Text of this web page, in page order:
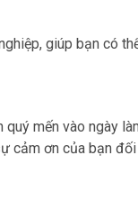
giúp bạn có
mến vào ngày
cảm ơn của bạn